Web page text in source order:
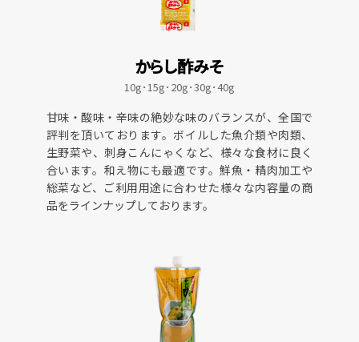
からし酢みそ
10g･15g･20g･30g･40g
甘味・酸味・辛味の絶妙な味のバランスが、全国で
評判を頂いております。ボイルした魚介類や肉類、
生野菜や、刺身こんにゃくなど、様々な食材に良く
合います。和え物にも最適です。鮮魚・精肉加工や
総菜など、ご利用用途に合わせた様々な内容量の商
品をラインナップしております。